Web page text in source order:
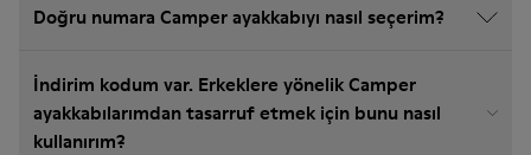
Doğru numara Camper ayakkabıyı nasıl seçerim?
İndirim kodum var. Erkeklere yönelik Camper
ayakkabılarımdan tasarruf etmek için bunu nasıl
kullanırım?